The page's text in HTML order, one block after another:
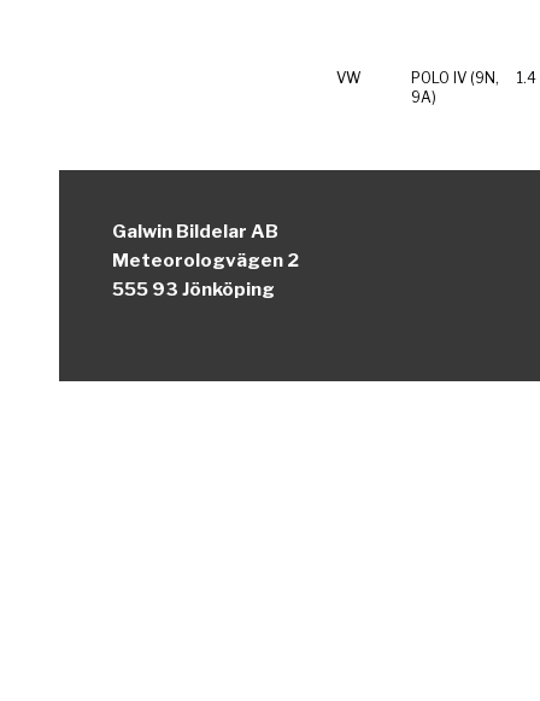
VW
POLO IV (9N,
9A)
1.4
Galwin Bildelar AB
Meteorologvägen 2
555 93 Jönköping